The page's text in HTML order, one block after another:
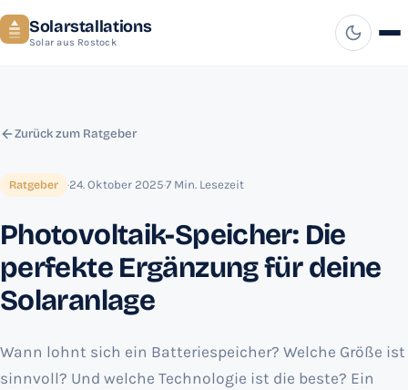
Solarstallations
Solar aus Rostock
Zurück zum Ratgeber
Ratgeber ·24. Oktober 2025·7 Min. Lesezeit
Photovoltaik-Speicher: Die
perfekte Ergänzung für deine
Solaranlage
Wann lohnt sich ein Batteriespeicher? Welche Größe ist
sinnvoll? Und welche Technologie ist die beste? Ein